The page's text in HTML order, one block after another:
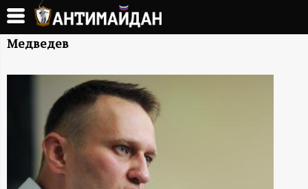
Перейти
основному
А
Н
М
Медведев